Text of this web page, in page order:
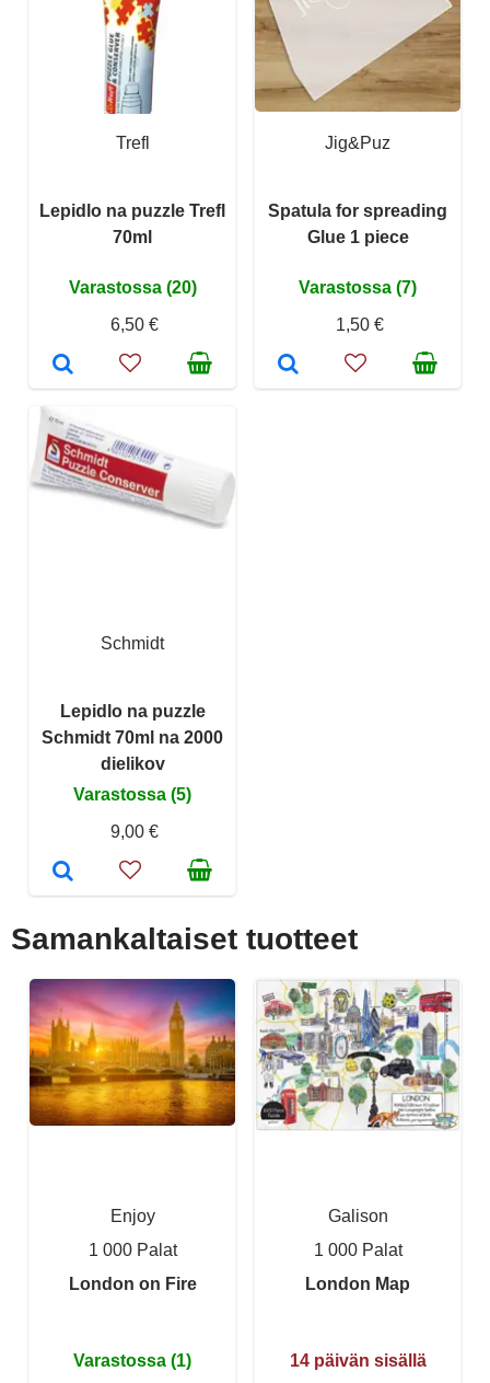
Trefl
Lepidlo na puzzle Trefl
70ml
Varastossa (20)
6,50 €
Jig&Puz
Spatula for spreading
Glue 1 piece
Varastossa (7)
1,50 €
Schmidt
Lepidlo na puzzle
Schmidt 70ml na 2000
dielikov
Varastossa (5)
9,00 €
Samankaltaiset tuotteet
Enjoy
1 000 Palat
London on Fire
Varastossa (1)
Galison
1 000 Palat
London Map
14 päivän sisällä